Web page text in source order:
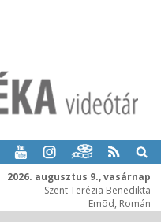
2026. augusztus 9., vasárnap
Szent Terézia Benedikta
Emõd, Román